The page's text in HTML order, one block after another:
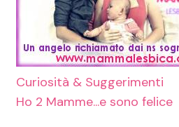
Curiosità & Suggerimenti
Ho 2 Mamme...e sono felice